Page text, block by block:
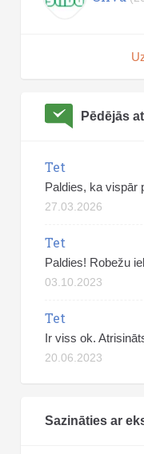
Pēdējās
Tet
Paldies, ka vispār
27.03.2026
Tet
Paldies! Robežu
03.10.2023
Tet
Ir viss ok.
20.06.2023
Sazināties ar